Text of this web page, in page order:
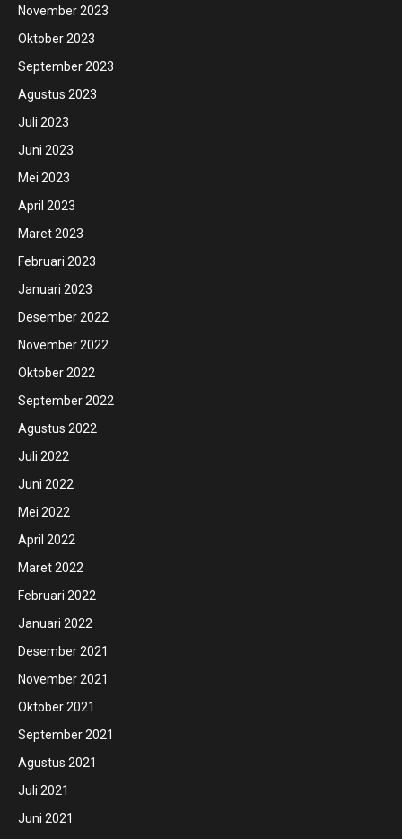
November 2023
Oktober 2023
September 2023
Agustus 2023
Juli 2023
Juni 2023
Mei 2023
April 2023
Maret 2023
Februari 2023
Januari 2023
Desember 2022
November 2022
Oktober 2022
September 2022
Agustus 2022
Juli 2022
Juni 2022
Mei 2022
April 2022
Maret 2022
Februari 2022
Januari 2022
Desember 2021
November 2021
Oktober 2021
September 2021
Agustus 2021
Juli 2021
Juni 2021